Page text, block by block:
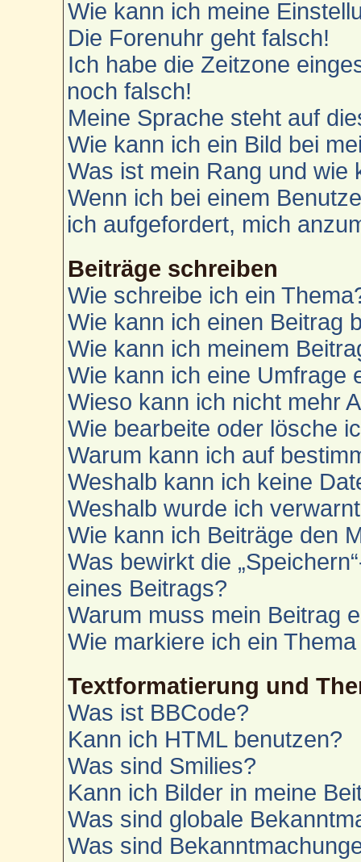
Wie kann ich meine
Die Forenuhr geht falsch!
Ich habe die Zeitzone
noch falsch!
Meine Sprache steht auf
Wie kann ich ein Bild bei
Was ist mein Rang und wie
Wenn ich bei einem
ich aufgefordert, mich
Beiträge schreiben
Wie schreibe ich ein
Wie kann ich einen Beitrag
Wie kann ich meinem
Wie kann ich eine Umfrage
Wieso kann ich nicht mehr
Wie bearbeite oder lösche
Warum kann ich auf
Weshalb kann ich keine
Weshalb wurde ich
Wie kann ich Beiträge den
Was bewirkt die
eines Beitrags?
Warum muss mein Beitrag
Wie markiere ich ein
Textformatierung und
Was ist BBCode?
Kann ich HTML benutzen?
Was sind Smilies?
Kann ich Bilder in meine
Was sind globale
Was sind